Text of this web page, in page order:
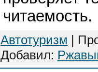
читаемость.
Автотуризм |
Добавил: